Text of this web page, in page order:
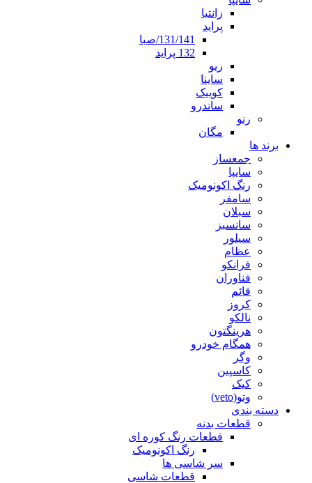
زانتیا
پراید
131/141/صبا
132 پراید
ریو
ساینا
کوییک
ساندرو
رنو
مگان
برند ها
جمعساز
سایپا
رنگ اکونومیک
سامفر
سبلان
سانسبز
سیلور
عظام
فرانکو
فناوران
قائم
کروز
نالکو
هرینگتون
همگام خودرو
وگر
کاسپین
کیک
وتو(veto)
دسته بندی
قطعات بدنه
قطعات رنگ کوره ای
رنگ اکونومیک
سر شاسی ها
قطعات شاسی